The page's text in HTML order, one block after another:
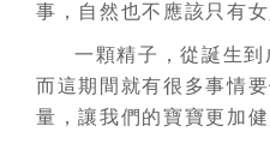
事，自然也不應該只有女
一顆精子，從誕生到
而這期間就有很多事情
量，讓我們的寶寶更加健